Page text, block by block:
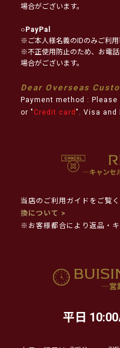
場合がございます。
○PayPal
※ご本人様名義のIDのみご利用
※不正使用防止のため、お電
場合がございます。
Dear Overseas
Payment method :
or " Credit card ". Visa and
当店のご利用ガイドをご覧
換について >
※お客様都合により返品・
平日